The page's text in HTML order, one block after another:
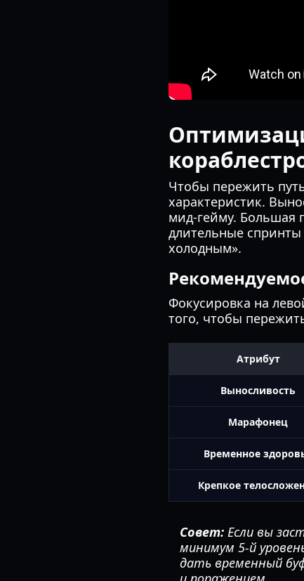
Чтобы пережить
характеристик.
мид-гейму. Большая
длительные
холодным».
Фокусировка на
того, чтобы
Атрибут
Выносливость
Марафонец
Временное
Крепкое
Совет: Если вы
минимум 5-й
дать временный